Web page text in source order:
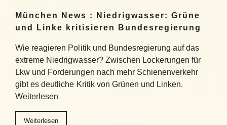
München News : Niedrigwasser: Grüne
und Linke kritisieren Bundesregierung
Wie reagieren Politik und Bundesregierung auf das
extreme Niedrigwasser? Zwischen Lockerungen für
Lkw und Forderungen nach mehr Schienenverkehr
gibt es deutliche Kritik von Grünen und Linken.
Weiterlesen
Weiterlesen